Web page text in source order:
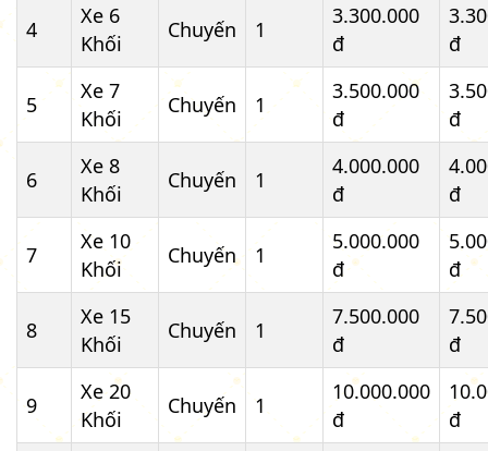
4
Xe 6
Khối
Chuyến 1
3.300.000
đ
đ
5
Xe 7
Khối
Chuyến 1
3.500.000
đ
đ
6
Xe 8
Khối
Chuyến 1
4.000.000
đ
đ
7
Xe 10
Khối
Chuyến 1
5.000.000
đ
đ
8
Xe 15
Khối
Chuyến 1
7.500.000
đ
đ
9
Xe 20
Khối
Chuyến 1
10.000.000
đ
đ